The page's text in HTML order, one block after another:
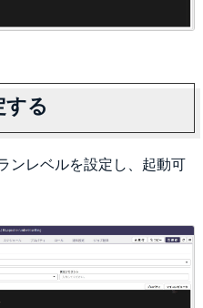
る
ンレベルを設定し、起動可